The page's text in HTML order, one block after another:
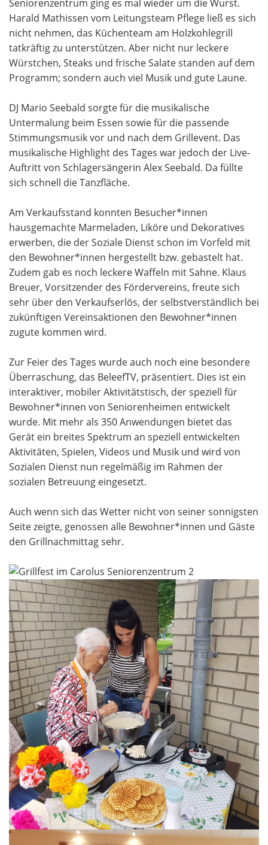
Seniorenzentrum ging es mal wieder um die Wurst.
Harald Mathissen vom Leitungsteam Pflege ließ es sich
nicht nehmen, das Küchenteam am Holzkohlegrill
tatkräftig zu unterstützen. Aber nicht nur leckere
Würstchen, Steaks und frische Salate standen auf dem
Programm; sondern auch viel Musik und gute Laune.
DJ Mario Seebald sorgte für die musikalische
Untermalung beim Essen sowie für die passende
Stimmungsmusik vor und nach dem Grillevent. Das
musikalische Highlight des Tages war jedoch der Live-
Auftritt von Schlagersängerin Alex Seebald. Da füllte
sich schnell die Tanzfläche.
Am Verkaufsstand konnten Besucher*innen
hausgemachte Marmeladen, Liköre und Dekoratives
erwerben, die der Soziale Dienst schon im Vorfeld mit
den Bewohner*innen hergestellt bzw. gebastelt hat.
Zudem gab es noch leckere Waffeln mit Sahne. Klaus
Breuer, Vorsitzender des Fördervereins, freute sich
sehr über den Verkaufserlös, der selbstverständlich bei
zukünftigen Vereinsaktionen den Bewohner*innen
zugute kommen wird.
Zur Feier des Tages wurde auch noch eine besondere
Überraschung, das BeleefTV, präsentiert. Dies ist ein
interaktiver, mobiler Aktivitätstisch, der speziell für
Bewohner*innen von Seniorenheimen entwickelt
wurde. Mit mehr als 350 Anwendungen bietet das
Gerät ein breites Spektrum an speziell entwickelten
Aktivitäten, Spielen, Videos und Musik und wird von
Sozialen Dienst nun regelmäßig im Rahmen der
sozialen Betreuung eingesetzt.
Auch wenn sich das Wetter nicht von seiner sonnigsten
Seite zeigte, genossen alle Bewohner*innen und Gäste
den Grillnachmittag sehr.